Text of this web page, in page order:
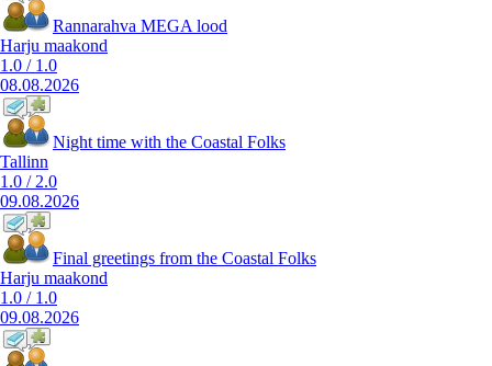
Rannarahva MEGA lood
Harju maakond
1.0 / 1.0
08.08.2026
Night time with the Coastal Folks
Tallinn
1.0 / 2.0
09.08.2026
Final greetings from the Coastal Folks
Harju maakond
1.0 / 1.0
09.08.2026